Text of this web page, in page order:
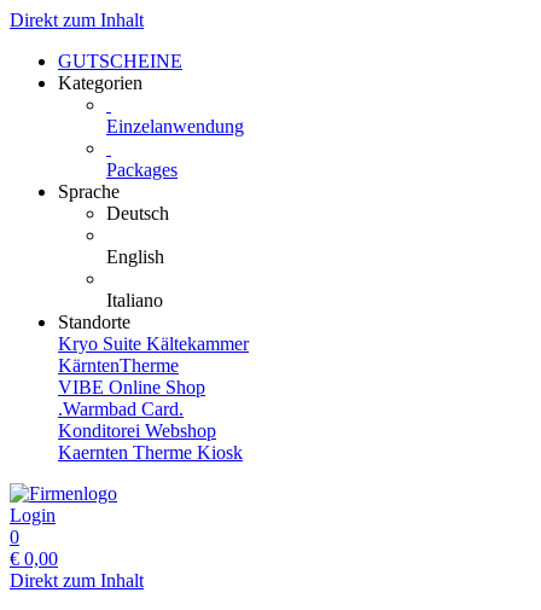
Direkt zum Inhalt
GUTSCHEINE
Kategorien
Einzelanwendung
Packages
Sprache
Deutsch
English
Italiano
Standorte
Kryo Suite Kältekammer
KärntenTherme
VIBE Online Shop
.Warmbad Card.
Konditorei Webshop
Kaernten Therme Kiosk
Login
0
€ 0,00
Direkt zum Inhalt